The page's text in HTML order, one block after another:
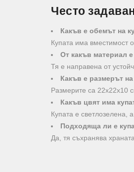
Често
Какъв е обемът на
Купата има вместимост
От какъв материал
Тя е направена от
Какъв е размерът на
Размерите са 22х22х10
Какъв цвят има
Купата е светлозелена,
Подходяща ли е
Да, тя съхранява